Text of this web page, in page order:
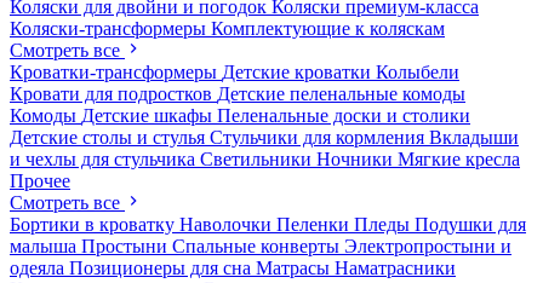
Коляски для двойни и погодок Коляски премиум-класса
Коляски-трансформеры Комплектующие к коляскам
Смотреть все
Кроватки-трансформеры Детские кроватки Колыбели
Кровати для подростков Детские пеленальные комоды
Комоды Детские шкафы Пеленальные доски и столики
Детские столы и стулья Стульчики для кормления Вкладыши
и чехлы для стульчика Светильники Ночники Мягкие кресла
Прочее
Смотреть все
Бортики в кроватку Наволочки Пеленки Пледы Подушки для
малыша Простыни Спальные конверты Электропростыни и
одеяла Позиционеры для сна Матрасы Наматрасники